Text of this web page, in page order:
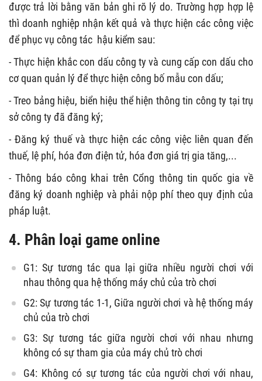
được trả lời bằng văn bản ghi rõ lý do. Trường hợp hợp lệ
thì doanh nghiệp nhận kết quả và thực hiện các công việc
để phục vụ công tác hậu kiểm sau:
- Thực hiện khắc con dấu công ty và cung cấp con dấu cho
cơ quan quản lý để thực hiện công bố mẫu con dấu;
- Treo bảng hiệu, biển hiệu thể hiện thông tin công ty tại trụ
sở công ty đã đăng ký;
- Đăng ký thuế và thực hiện các công việc liên quan đến
thuế, lệ phí, hóa đơn điện tử, hóa đơn giá trị gia tăng,...
- Thông báo công khai trên Cổng thông tin quốc gia về
đăng ký doanh nghiệp và phải nộp phí theo quy định của
pháp luật.
4. Phân loại game online
G1: Sự tương tác qua lại giữa nhiều người chơi với
nhau thông qua hệ thống máy chủ của trò chơi
G2: Sự tương tác 1-1, Giữa người chơi và hệ thống máy
chủ của trò chơi
G3: Sự tương tác giữa người chơi với nhau nhưng
không có sự tham gia của máy chủ trò chơi
G4: Không có sự tương tác của người chơi với nhau,